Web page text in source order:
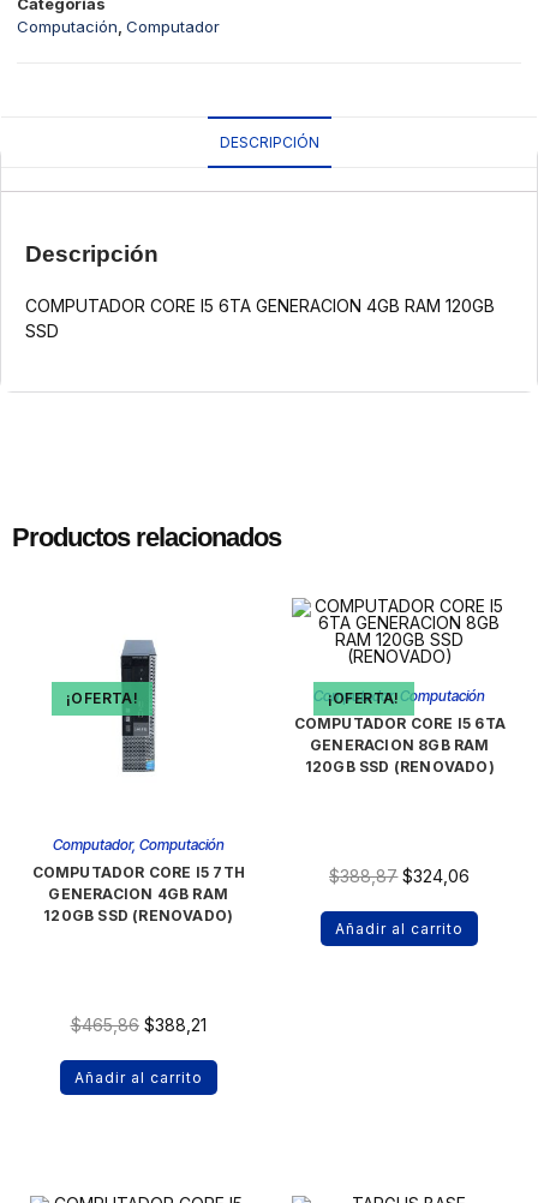
Computación Computador
DESCRIPCIÓN
Descripción
COMPUTADOR CORE I5 6TA GENERACION 4GB RAM 120GB
SSD
Productos relacionados
¡OFERTA!
Computador, Computación
COMPUTADOR CORE I5 7TH
GENERACION 4GB RAM
120GB SSD (RENOVADO)
$465,86 $388,21
Añadir al carrito
¡OFERTA!
Computador, Computación
COMPUTADOR CORE I5 6TA
GENERACION 8GB RAM
120GB SSD (RENOVADO)
$388,87 $324,06
Añadir al carrito